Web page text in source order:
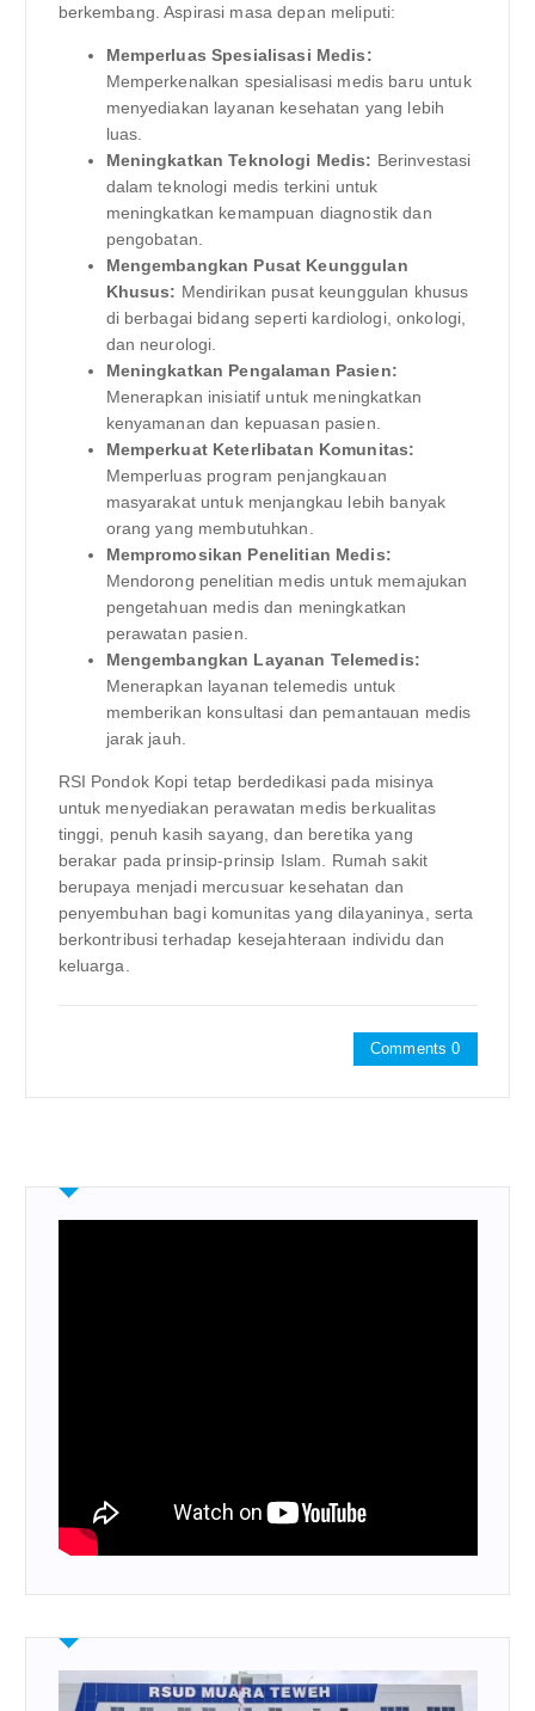
berkembang. Aspirasi masa depan meliputi:
Memperluas Spesialisasi Medis:
Memperkenalkan spesialisasi medis baru untuk
menyediakan layanan kesehatan yang lebih
luas.
Meningkatkan Teknologi Medis: Berinvestasi
dalam teknologi medis terkini untuk
meningkatkan kemampuan diagnostik dan
pengobatan.
Mengembangkan Pusat Keunggulan
Khusus: Mendirikan pusat keunggulan khusus
di berbagai bidang seperti kardiologi, onkologi,
dan neurologi.
Meningkatkan Pengalaman Pasien:
Menerapkan inisiatif untuk meningkatkan
kenyamanan dan kepuasan pasien.
Memperkuat Keterlibatan Komunitas:
Memperluas program penjangkauan
masyarakat untuk menjangkau lebih banyak
orang yang membutuhkan.
Mempromosikan Penelitian Medis:
Mendorong penelitian medis untuk memajukan
pengetahuan medis dan meningkatkan
perawatan pasien.
Mengembangkan Layanan Telemedis:
Menerapkan layanan telemedis untuk
memberikan konsultasi dan pemantauan medis
jarak jauh.
RSI Pondok Kopi tetap berdedikasi pada misinya
untuk menyediakan perawatan medis berkualitas
tinggi, penuh kasih sayang, dan beretika yang
berakar pada prinsip-prinsip Islam. Rumah sakit
berupaya menjadi mercusuar kesehatan dan
penyembuhan bagi komunitas yang dilayaninya, serta
berkontribusi terhadap kesejahteraan individu dan
keluarga.
Comments 0